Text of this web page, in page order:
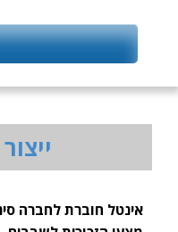
אינטל חוברת לחברה